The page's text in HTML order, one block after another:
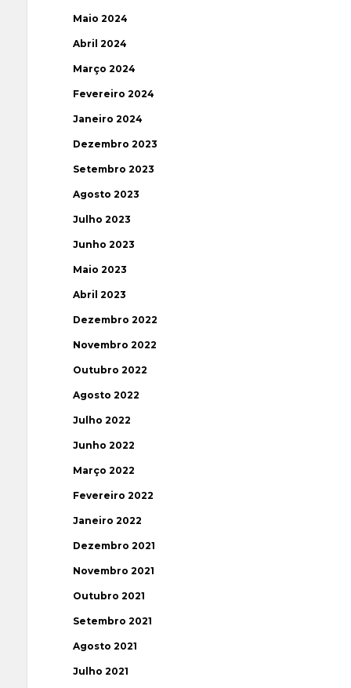
Maio 2024
Abril 2024
Março 2024
Fevereiro 2024
Janeiro 2024
Dezembro 2023
Setembro 2023
Agosto 2023
Julho 2023
Junho 2023
Maio 2023
Abril 2023
Dezembro 2022
Novembro 2022
Outubro 2022
Agosto 2022
Julho 2022
Junho 2022
Março 2022
Fevereiro 2022
Janeiro 2022
Dezembro 2021
Novembro 2021
Outubro 2021
Setembro 2021
Agosto 2021
Julho 2021